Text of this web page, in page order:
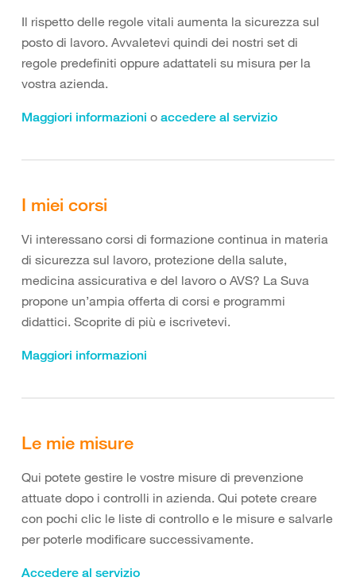
Il rispetto delle regole vitali aumenta la sicurezza sul
posto di lavoro. Avvaletevi quindi dei nostri set di
regole predefiniti oppure adattateli su misura per la
vostra azienda.
Maggiori informazioni o accedere al servizio
I miei corsi
Vi interessano corsi di formazione continua in materia
di sicurezza sul lavoro, protezione della salute,
medicina assicurativa e del lavoro o AVS? La Suva
propone un’ampia offerta di corsi e programmi
didattici. Scoprite di più e iscrivetevi.
Maggiori informazioni
Le mie misure
Qui potete gestire le vostre misure di prevenzione
attuate dopo i controlli in azienda. Qui potete creare
con pochi clic le liste di controllo e le misure e salvarle
per poterle modificare successivamente.
Accedere al servizio